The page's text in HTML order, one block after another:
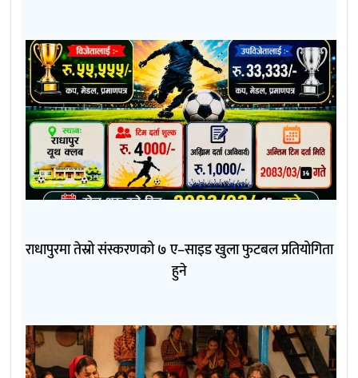
राधापुरमा तेस्रो संस्करणको ७ ए–साइड खुला फुटबल प्रतियोगिता
हुने